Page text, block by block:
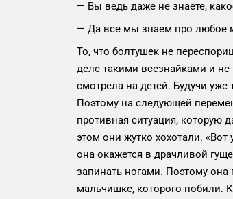
— Вы ведь даже не знаете,
— Да все мы знаем про любое
То, что болтушек не
деле такими всезнайками и
смотрела на детей. Будучи
Поэтому на следующей
противная ситуация, которую
этом они жутко хохотали.
она окажется в драчливой
запинать ногами. Поэтому она
мальчишке, которого побили.